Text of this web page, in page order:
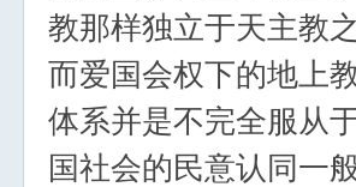
教那样独立于天主教
而爱国会权下的地上
体系并是不完全服从
国社会的民意认同一